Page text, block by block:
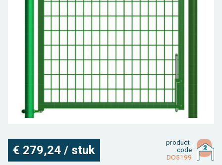
€ 279,24 / stuk
product­
code
DO5199
Toebehoren tegels / bestrating
Bekijk alles van terras
Vierkante palen
Gleufpalen
Bekijk alles van tuinafsluiting
Bekijk alles van bijgebouw
Toebehoren
Bekijk alles van constructie
Speeltuigen
Dierenverblijf
Bekijk alles van tuininrichting